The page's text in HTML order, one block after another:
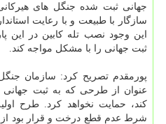
جهانی ثبت شده جنگل های
سازگار با طبیعت و با رعایت
این وجود نصب تله كابین در این
ثبت جهانی را با مشكل مواجه كند.
پورمقدم تصریح كرد: سازمان
عنوان از طرحی كه به ثبت جهانی
كند، حمایت نخواهد كرد. طرح
شرط عدم قطع درخت و قرار بود از